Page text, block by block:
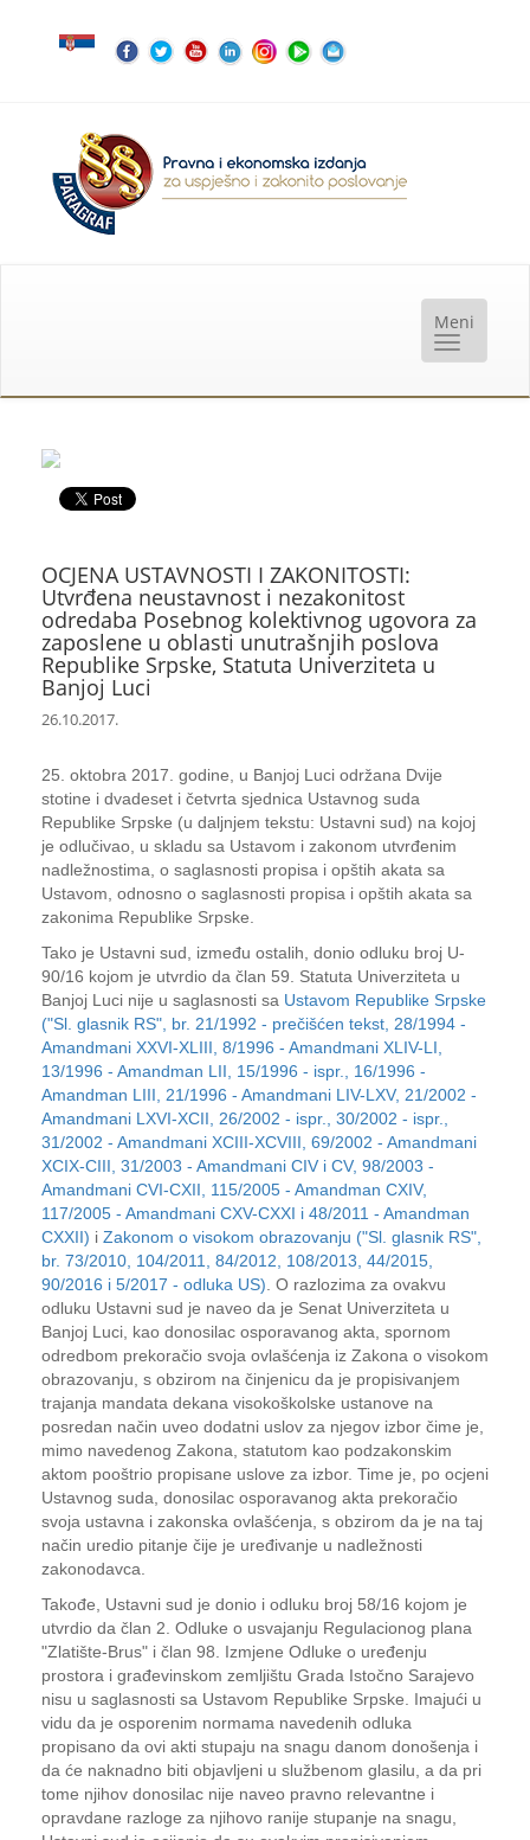
OCJENA USTAVNOSTI I ZAKONITOSTI:
Utvrđena neustavnost i nezakonitost
odredaba Posebnog kolektivnog ugovora za
zaposlene u oblasti unutrašnjih poslova
Republike Srpske, Statuta Univerziteta u
Banjoj Luci
26.10.2017.
25. oktobra 2017. godine, u Banjoj Luci održana Dvije
stotine i dvadeset i četvrta sjednica Ustavnog suda
Republike Srpske (u daljnjem tekstu: Ustavni sud) na kojoj
je odlučivao, u skladu sa Ustavom i zakonom utvrđenim
nadležnostima, o saglasnosti propisa i opštih akata sa
Ustavom, odnosno o saglasnosti propisa i opštih akata sa
zakonima Republike Srpske.
Tako je Ustavni sud, između ostalih, donio odluku broj U-
90/16 kojom je utvrdio da član 59. Statuta Univerziteta u
Banjoj Luci nije u saglasnosti sa Ustavom Republike Srpske
("Sl. glasnik RS", br. 21/1992 - prečišćen tekst, 28/1994 -
Amandmani XXVI-XLIII, 8/1996 - Amandmani XLIV-LI,
13/1996 - Amandman LII, 15/1996 - ispr., 16/1996 -
Amandman LIII, 21/1996 - Amandmani LIV-LXV, 21/2002 -
Amandmani LXVI-XCII, 26/2002 - ispr., 30/2002 - ispr.,
31/2002 - Amandmani XCIII-XCVIII, 69/2002 - Amandmani
XCIX-CIII, 31/2003 - Amandmani CIV i CV, 98/2003 -
Amandmani CVI-CXII, 115/2005 - Amandman CXIV,
117/2005 - Amandmani CXV-CXXI i 48/2011 - Amandman
CXXII) i Zakonom o visokom obrazovanju ("Sl. glasnik RS",
br. 73/2010, 104/2011, 84/2012, 108/2013, 44/2015,
90/2016 i 5/2017 - odluka US) . O razlozima za ovakvu
odluku Ustavni sud je naveo da je Senat Univerziteta u
Banjoj Luci, kao donosilac osporavanog akta, spornom
odredbom prekoračio svoja ovlašćenja iz Zakona o visokom
obrazovanju, s obzirom na činjenicu da je propisivanjem
trajanja mandata dekana visokoškolske ustanove na
posredan način uveo dodatni uslov za njegov izbor čime je,
mimo navedenog Zakona, statutom kao podzakonskim
aktom pooštrio propisane uslove za izbor. Time je, po ocjeni
Ustavnog suda, donosilac osporavanog akta prekoračio
svoja ustavna i zakonska ovlašćenja, s obzirom da je na taj
način uredio pitanje čije je uređivanje u nadležnosti
zakonodavca.
Takođe, Ustavni sud je donio i odluku broj 58/16 kojom je
utvrdio da član 2. Odluke o usvajanju Regulacionog plana
"Zlatište-Brus" i član 98. Izmjene Odluke o uređenju
prostora i građevinskom zemljištu Grada Istočno Sarajevo
nisu u saglasnosti sa Ustavom Republike Srpske. Imajući u
vidu da je osporenim normama navedenih odluka
propisano da ovi akti stupaju na snagu danom donošenja i
da će naknadno biti objavljeni u službenom glasilu, a da pri
tome njihov donosilac nije naveo pravno relevantne i
opravdane razloge za njihovo ranije stupanje na snagu,